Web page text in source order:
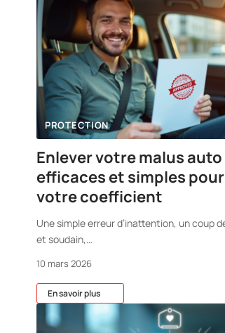
PROTECTION
Enlever votre malus
efficaces et simples
votre coefficient
Une simple erreur d’inattention, un coup
et soudain,…
10 mars 2026
En savoir plus